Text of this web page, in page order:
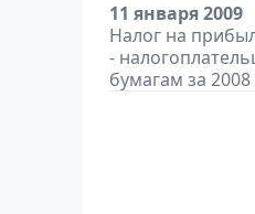
11 января 2009
Налог на
-
бумагам за 2008